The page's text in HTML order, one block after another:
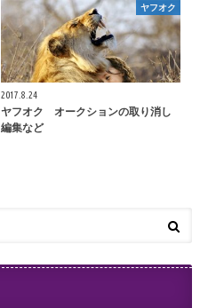
ヤフオク
2017.8.24
ヤフオク オークションの取り消し
編集など